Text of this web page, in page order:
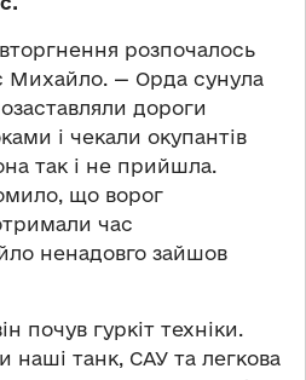
розпочалось
Михайло. — Орда сунула
дороги
і чекали окупантів
так і не прийшла.
що ворог
час
ненадовго зайшов
почув гуркіт техніки.
наші танк, САУ та легкова